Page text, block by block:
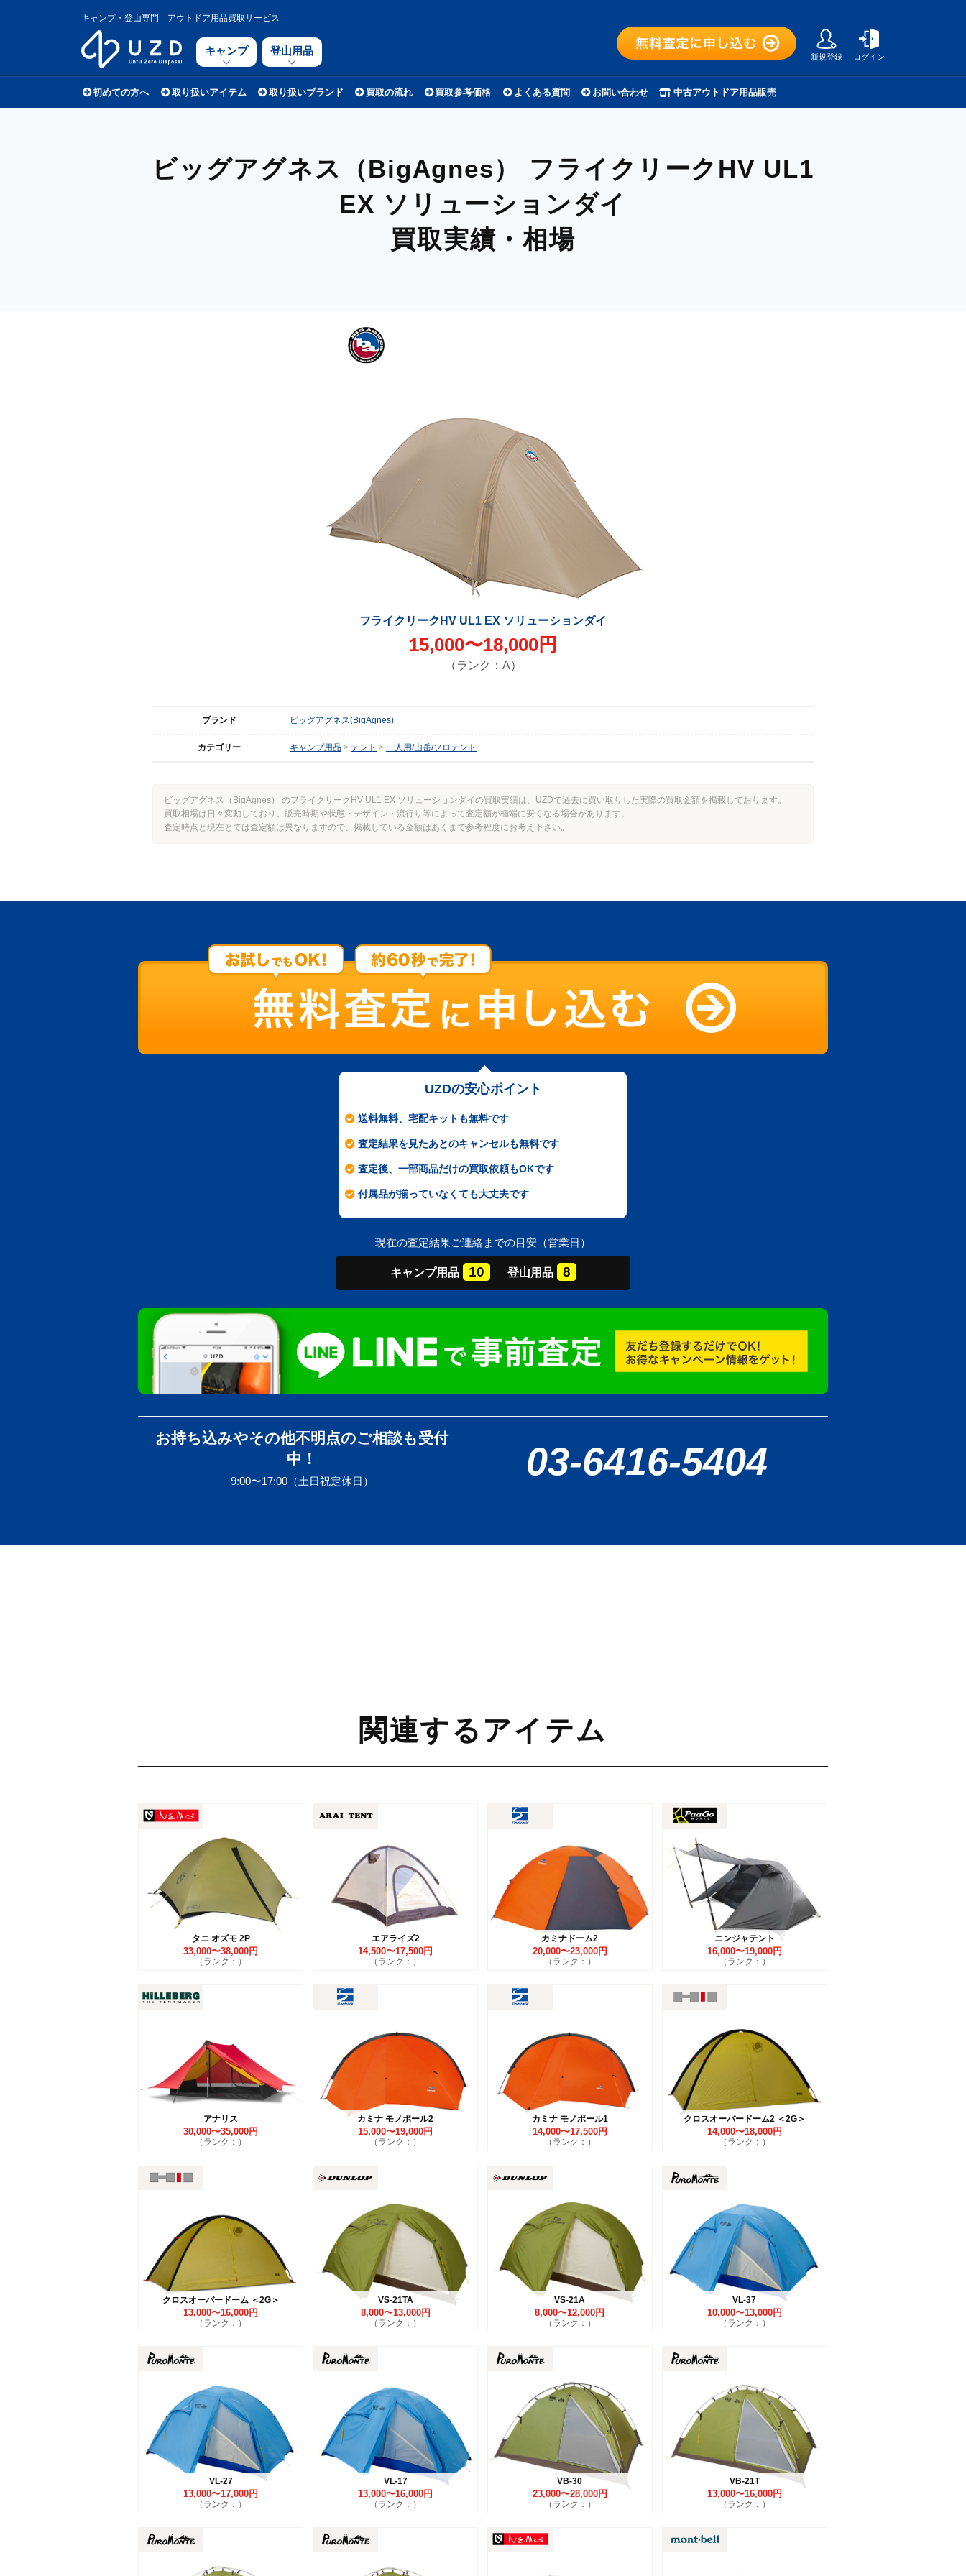
キャンプ・登山専門 アウトドア用品買取サービス
キャンプ 登山用品 新規登録 ログイン
初めての方へ 取り扱いアイテム 取り扱いブランド 買取の流れ 買取参考価格 よくある質問 お問い合わせ 中古アウトドア用品販売
ビッグアグネス（BigAgnes） フライクリークHV UL1
EX ソリューションダイ
買取実績・相場
フライクリークHV UL1 EX ソリューションダイ
15,000〜18,000円
（ランク：A）
ブランド ビッグアグネス(BigAgnes)
カテゴリー キャンプ用品 テント 一人用/山岳/ソロテント
ビッグアグネス（BigAgnes） のフライクリークHV UL1 EX ソリューションダイの買取実績は、UZDで過去に買い取りした実際の買取金額を掲載しております。
買取相場は日々変動しており、販売時期や状態・デザイン・流行り等によって査定額が極端に安くなる場合があります。
査定時点と現在とでは査定額は異なりますので、掲載している金額はあくまで参考程度にお考え下さい。
UZDの安心ポイント
送料無料、宅配キットも無料です
査定結果を見たあとのキャンセルも無料です
査定後、一部商品だけの買取依頼もOKです
付属品が揃っていなくても大丈夫です
現在の査定結果ご連絡までの目安（営業日）
キャンプ用品 10 登山用品 8
お持ち込みやその他不明点のご相談も受付
中！
9:00〜17:00（土日祝定休日） 03-6416-5404
関連するアイテム
タニ オズモ 2P
33,000〜38,000円
（ランク：）
エアライズ2
14,500〜17,500円
（ランク：）
カミナドーム2
20,000〜23,000円
（ランク：）
ニンジャテント
16,000〜19,000円
（ランク：）
アナリス
30,000〜35,000円
（ランク：）
カミナ モノポール2
15,000〜19,000円
（ランク：）
カミナ モノポール1
14,000〜17,500円
（ランク：）
クロスオーバードーム2 ＜2G＞
14,000〜18,000円
（ランク：）
クロスオーバードーム ＜2G＞
13,000〜16,000円
（ランク：）
VS-21TA
8,000〜13,000円
（ランク：）
VS-21A
8,000〜12,000円
（ランク：）
VL-37
10,000〜13,000円
（ランク：）
VL-27
13,000〜17,000円
（ランク：）
VL-17
13,000〜16,000円
（ランク：）
VB-30
23,000〜28,000円
（ランク：）
VB-21T
13,000〜16,000円
（ランク：）